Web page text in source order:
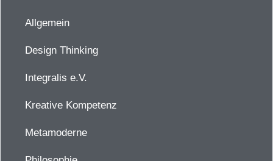
Allgemein
Design Thinking
Integralis e.V.
Kreative Kompetenz
Metamoderne